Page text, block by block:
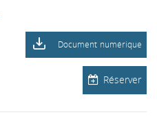
Document numérique
Réserver